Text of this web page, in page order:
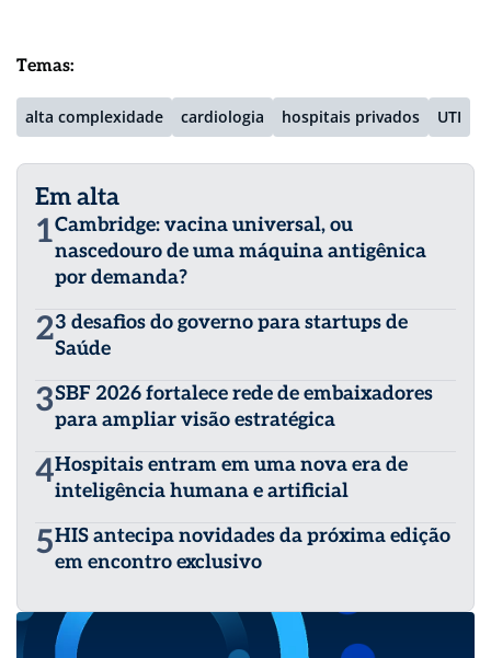
Temas:
alta complexidade cardiologia hospitais privados UTI
Em alta
1Cambridge: vacina universal, ou
nascedouro de uma máquina antigênica
por demanda?
23 desafios do governo para startups de
Saúde
3SBF 2026 fortalece rede de embaixadores
para ampliar visão estratégica
4Hospitais entram em uma nova era de
inteligência humana e artificial
5HIS antecipa novidades da próxima edição
em encontro exclusivo